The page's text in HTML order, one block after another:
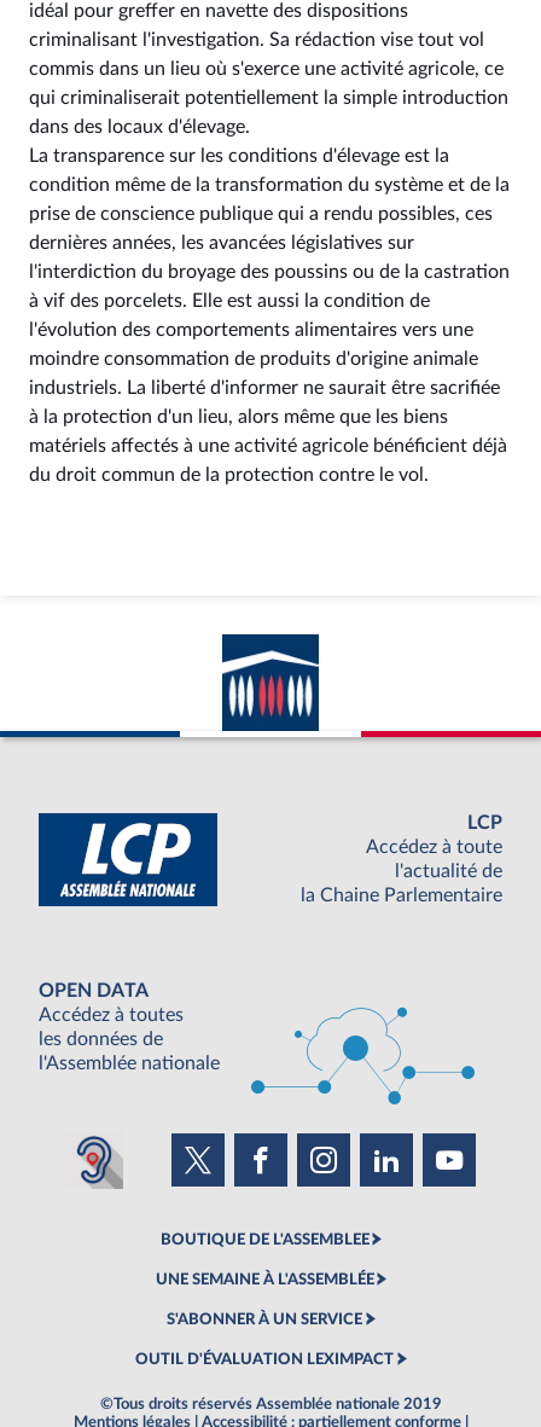
idéal pour greffer en navette des dispositions
criminalisant l'investigation. Sa rédaction vise tout vol
commis dans un lieu où s'exerce une activité agricole, ce
qui criminaliserait potentiellement la simple introduction
dans des locaux d'élevage.
La transparence sur les conditions d'élevage est la
condition même de la transformation du système et de la
prise de conscience publique qui a rendu possibles, ces
dernières années, les avancées législatives sur
l'interdiction du broyage des poussins ou de la castration
à vif des porcelets. Elle est aussi la condition de
l'évolution des comportements alimentaires vers une
moindre consommation de produits d'origine animale
industriels. La liberté d'informer ne saurait être sacrifiée
à la protection d'un lieu, alors même que les biens
matériels affectés à une activité agricole bénéficient déjà
du droit commun de la protection contre le vol.
LCP
Accédez à toute
l'actualité de
la Chaine Parlementaire
OPEN DATA
Accédez à toutes
les données de
l'Assemblée nationale
BOUTIQUE DE L'ASSEMBLEE
UNE SEMAINE À L'ASSEMBLÉE
S'ABONNER À UN SERVICE
OUTIL D'ÉVALUATION LEXIMPACT
©Tous droits réservés Assemblée nationale 2019
Mentions légales
Accessibilité : partiellement conforme